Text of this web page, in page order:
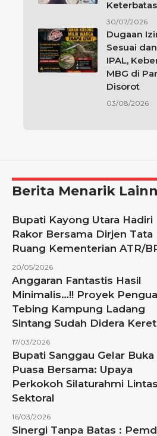
30/07/2026
Dugaan
Sesuai
IPAL,
MBG di
Disorot
03/08/2026
Berita Menarik
Bupati Kayong Utara Hadiri
Rakor Bersama Dirjen Tata
Ruang Kementerian ATR/
20/05/2026
Anggaran Fantastis Hasil
Minimalis…!! Proyek
Tebing Kampung Ladang
Sintang Sudah Didera
17/03/2026
Bupati Sanggau Gelar Buka
Puasa Bersama: Upaya
Perkokoh Silaturahmi Lintas
Sektoral
16/03/2026
Sinergi Tanpa Batas :